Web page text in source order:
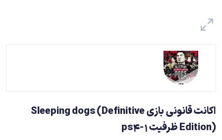
اکانت قانونی بازی Sleeping dogs (Definitive
Edition) ظرفیت 1-ps4